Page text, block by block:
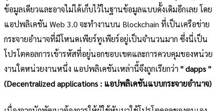
ข้อมูลเดียวและอาจไม่ได้เก็บไว้ในฐานข้อมูลแบบดั้งเดิมอีกเลย โดย
แอปพลิเคชัน Web 3.0 จะทำงานบน Blockchain ที่เป็นเครือข่าย
กระจายอำนาจที่มีโหนดเพียร์ทูเพียร์อยู่เป็นจำนวนมาก ซึ่งนี่เป็น
โปรโตคอลการเข้ารหัสที่อยู่นอกขอบเขตและการควบคุมของหน่วย
งานใดหน่วยงานหนึ่ง แอปพลิเคชันเหล่านี้จึงถูกเรียกว่า " dapps "
(Decentralized applications : แอปพลิเคชันแบบกระจายอำนาจ)